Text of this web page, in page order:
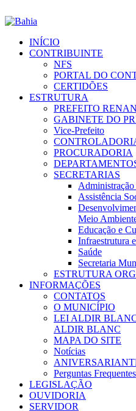
INÍCIO
CONTRIBUINTE
NFS
PORTAL DO
CERTIDÕES
ESTRUTURA
PREFEITO RENAN
GABINETE DO
Vice-Prefeito
PROCURADORIA
SECRETARIAS
Administração
Assistência
Meio
Educação e
Infraestrutura
Saúde
Secretaria
ESTRUTURA
INFORMAÇÕES
CONTATOS
O MUNICÍPIO
LEI ALDIR
ALDIR BLANC
MAPA DO SITE
Notícias
Perguntas Frequentes
LEGISLAÇÃO
OUVIDORIA
SERVIDOR